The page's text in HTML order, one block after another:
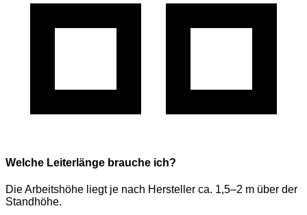
Welche Leiterlänge brauche ich?
Die Arbeitshöhe liegt je nach Hersteller ca. 1,5–2 m über der
Standhöhe.